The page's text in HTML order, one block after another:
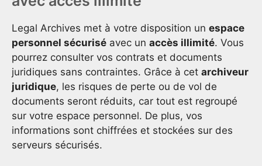
Legal Archives met à votre disposition un espace
personnel sécurisé avec un accès illimité. Vous
pourrez consulter vos contrats et documents
juridiques sans contraintes. Grâce à cet archiveur
juridique, les risques de perte ou de vol de
documents seront réduits, car tout est regroupé
sur votre espace personnel. De plus, vos
informations sont chiffrées et stockées sur des
serveurs sécurisés.